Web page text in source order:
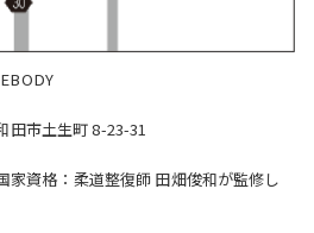
田市土生町 8-23-31
資格：柔道整復師 田畑俊和が監修し